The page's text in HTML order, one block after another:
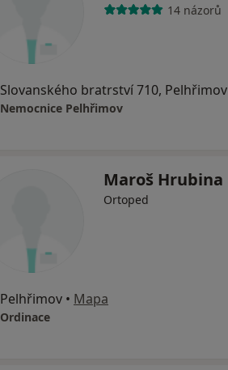
14 názorů
Slovanského bratrství 710, Pelhřimov
Nemocnice Pelhřimov
Maroš Hrubina
Ortoped
Pelhřimov • Mapa
Ordinace